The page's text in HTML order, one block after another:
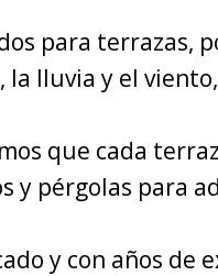
para terrazas,
lluvia y el
que cada
y pérgolas para
y con años de